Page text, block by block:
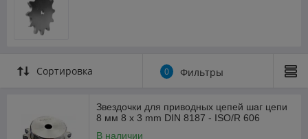
Сортировка 0 Фильтры
Звездочки для приводных цепей шаг цепи
8 мм 8 x 3 mm DIN 8187 - ISO/R 606
В наличии